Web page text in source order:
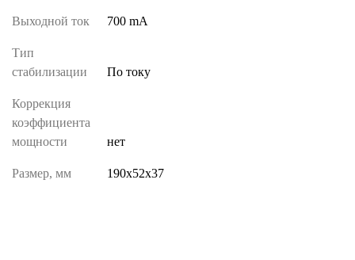
Выходной ток 700 mA
Тип
стабилизации
По току
Коррекция
коэффициента
мощности
нет
Размер, мм 190х52х37